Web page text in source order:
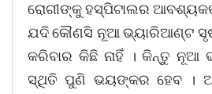
ରୋଗୀଙ୍କୁ ହସ୍ପିଟାଲର
ଯଦି କୌଣସି ନୂଆ ଭ୍ୟାରିଆଣ୍ଟ
କରିବାର କିଛି ନାହିଁ । କିନ୍ତୁ
ସ୍ଥିତି ପୁଣି ଭୟଙ୍କର ହେବ ।